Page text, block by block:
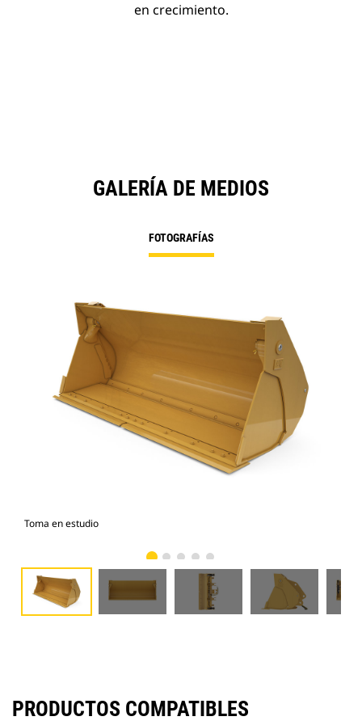
en crecimiento.
GALERÍA DE MEDIOS
FOTOGRAFÍAS
Toma en estudio
PRODUCTOS COMPATIBLES